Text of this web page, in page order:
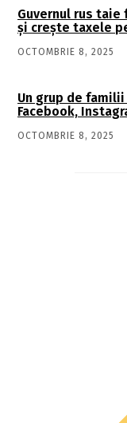
Guvernul rus
și crește taxele
OCTOMBRIE 8, 2025
Un grup de
Facebook,
OCTOMBRIE 8, 2025